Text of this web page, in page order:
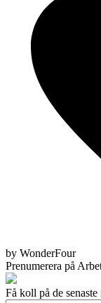
by WonderFour
Prenumerera på
Få koll på de